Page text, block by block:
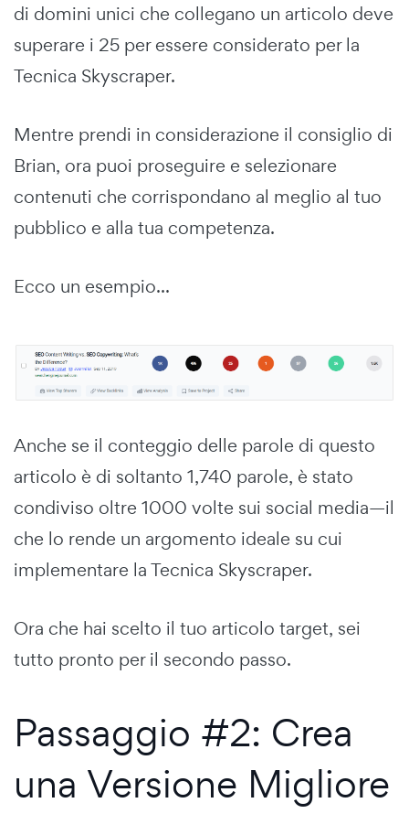
di domini unici che collegano un articolo deve
superare i 25 per essere considerato per la
Tecnica Skyscraper.
Mentre prendi in considerazione il consiglio di
Brian, ora puoi proseguire e selezionare
contenuti che corrispondano al meglio al tuo
pubblico e alla tua competenza.
Ecco un esempio...
Anche se il conteggio delle parole di questo
articolo è di soltanto 1,740 parole, è stato
condiviso oltre 1000 volte sui social media—il
che lo rende un argomento ideale su cui
implementare la Tecnica Skyscraper.
Ora che hai scelto il tuo articolo target, sei
tutto pronto per il secondo passo.
Passaggio #2: Crea
una Versione Migliore